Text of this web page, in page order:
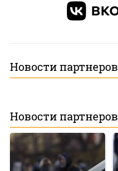
Новости партнеров
Новости партнеров